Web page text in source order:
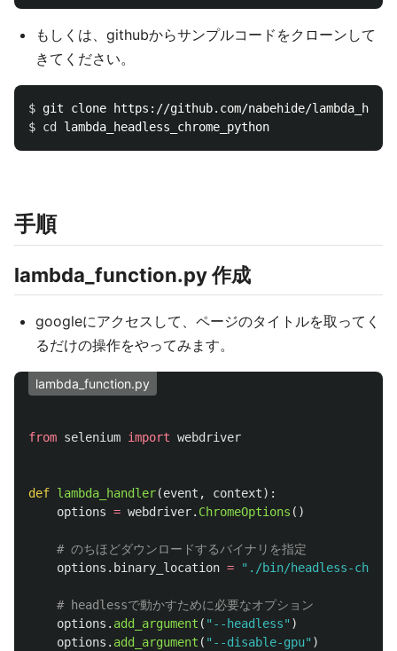
もしくは、githubからサンプルコードをクローンして
きてください。
$
$ cd
手順
lambda_function.py 作成
googleにアクセスして、ページのタイトルを取ってく
るだけの操作をやってみます。
lambda_function.py
from selenium import webdriver
def lambda_handler(event , context):
options = webdriver. ChromeOptions ()
options . binary_location = " ./bin/headless-
options . add_argument ( " --headless" )
options . add_argument ( " --disable-gpu" )